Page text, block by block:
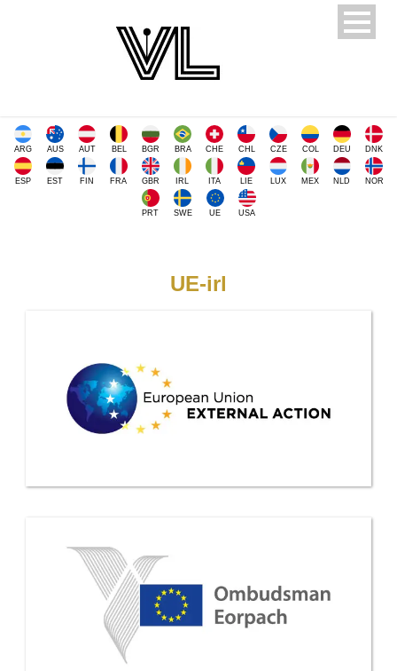
ARG AUS AUT BEL BGR BRA CHE CHL CZE COL DEU DNK
ESP EST FIN FRA GBR IRL ITA LIE LUX MEX NLD NOR
PRT SWE UE USA
UE-irl